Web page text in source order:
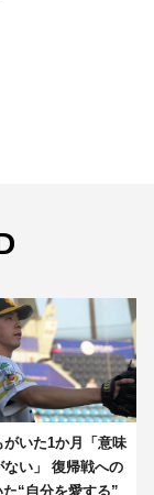
いた1か月「意味
ない」 復帰戦への
“自分を愛する”